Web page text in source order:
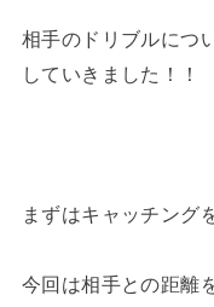
相手のドリブルにつ
していきました！！
まずはキャッチング
今回は相手との距離